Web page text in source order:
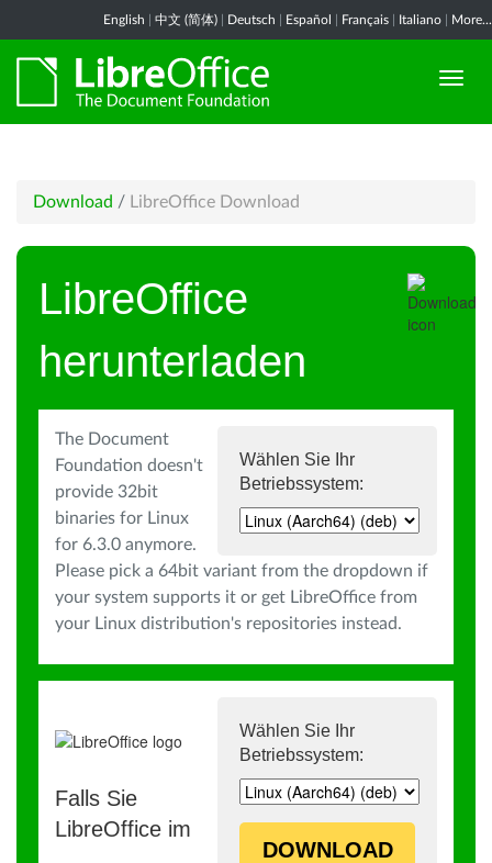
English 中文 (简体) Deutsch Español Français Italiano More...
Download / LibreOffice Download
LibreOffice
herunterladen
Wählen Sie Ihr
Betriebssystem:
The Document
Foundation doesn't
provide 32bit
binaries for Linux
for 6.3.0 anymore.
Please pick a 64bit variant from the dropdown if
your system supports it or get LibreOffice from
your Linux distribution's repositories instead.
Wählen Sie Ihr
Betriebssystem:
DOWNLOAD
Falls Sie
LibreOffice im